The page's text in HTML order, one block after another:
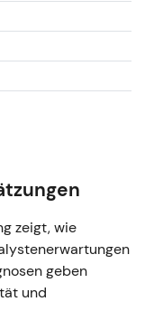
zeigt, wie
geben
und